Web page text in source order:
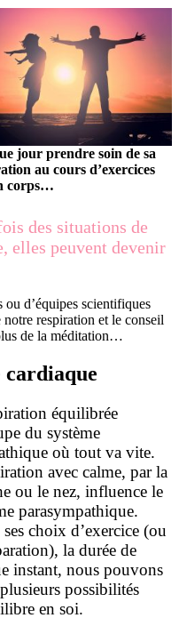
jour prendre soin de sa
au cours d’exercices
corps…
des situations de
elles peuvent devenir
d’équipes scientifiques
respiration et le conseil
de la méditation…
cardiaque
équilibrée
du système
où tout va vite.
avec calme, par la
ou le nez, influence le
parasympathique.
choix d’exercice (ou
la durée de
instant, nous pouvons
possibilités
en soi.